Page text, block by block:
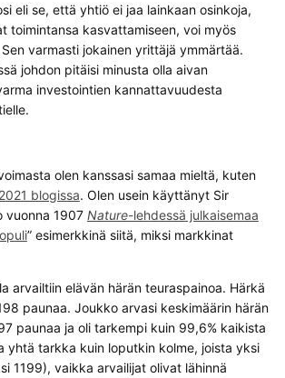
eli se, että yhtiö ei jaa lainkaan osinkoja,
toimintansa kasvattamiseen, voi myös
varmasti jokainen yrittäjä ymmärtää.
johdon pitäisi minusta olla aivan
investointien kannattavuudesta
olen kanssasi samaa mieltä, kuten
blogissa. Olen usein käyttänyt Sir
vuonna 1907 Nature-lehdessä julkaisemaa
” esimerkkinä siitä, miksi markkinat
arvailtiin elävän härän teuraspainoa. Härkä
paunaa. Joukko arvasi keskimäärin härän
paunaa ja oli tarkempi kuin 99,6% kaikista
yhtä tarkka kuin loputkin kolme, joista yksi
1199), vaikka arvailijat olivat lähinnä